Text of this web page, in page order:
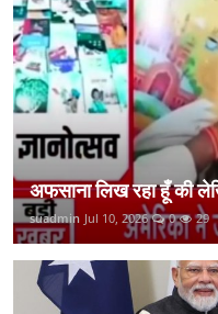
कानून
राजनीति
वीडियो
अफसाना लिख रहा हूँ की
suadmin Jul 10, 2026 0 29